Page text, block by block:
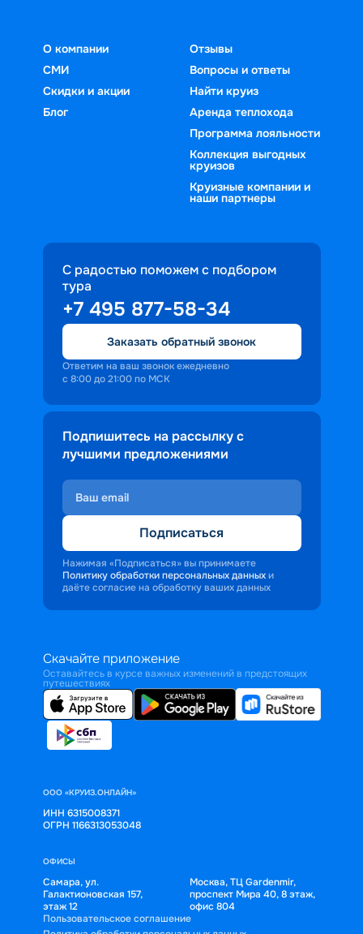
О компании
СМИ
Скидки и акции
Блог
Отзывы
Вопросы и ответы
Найти круиз
Аренда теплохода
Программа лояльности
Коллекция выгодных
круизов
Круизные компании и
наши партнеры
С радостью поможем с подбором
тура
+7 495 877-58-34
Заказать обратный звонок
Ответим на ваш звонок ежедневно
с 8:00 до 21:00 по МСК
Подпишитесь на рассылку с
лучшими предложениями
Подписаться
Нажимая «Подписаться» вы принимаете
Политику обработки персональных данных и
даёте согласие на обработку ваших данных
Скачайте приложение
Оставайтесь в курсе важных изменений в предстоящих
путешествиях
ООО «КРУИЗ.ОНЛАЙН»
ИНН 6315008371
ОГРН 1166313053048
ОФИСЫ
Самара, ул.
Галактионовская 157,
этаж 12
Москва, ТЦ Gardenmir,
проспект Мира 40, 8 этаж,
офис 804
Пользовательское соглашение